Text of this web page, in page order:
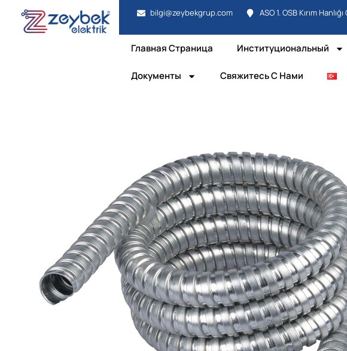
bilgi@zeybekgrup.com ASO 1. OSB Kırım
Главная Страница Институциональный
Документы Свяжитесь С Нами